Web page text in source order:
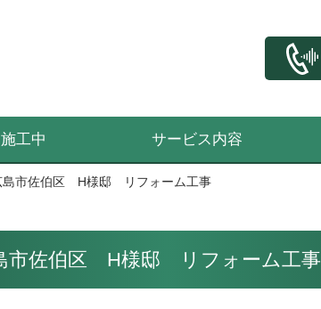
工中 サービス内容
島市佐伯区 H様邸 リフォーム工事
市佐伯区 H様邸 リフォーム工事